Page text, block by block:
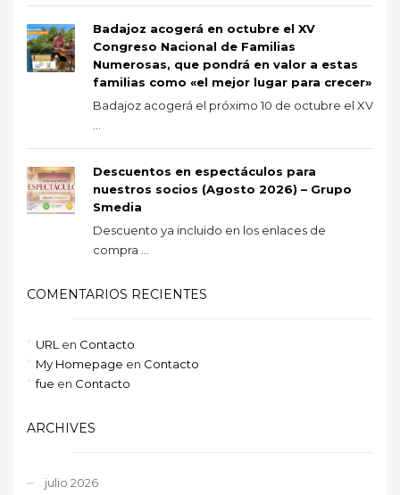
Badajoz acogerá en octubre el XV
Congreso Nacional de Familias
Numerosas, que pondrá en valor a estas
familias como «el mejor lugar para crecer»
Badajoz acogerá el próximo 10 de octubre el XV
Descuentos en espectáculos para
nuestros socios (Agosto 2026) – Grupo
Smedia
Descuento ya incluido en los enlaces de
compra ...
COMENTARIOS RECIENTES
URL en Contacto
My Homepage en Contacto
fue en Contacto
ARCHIVES
julio 2026